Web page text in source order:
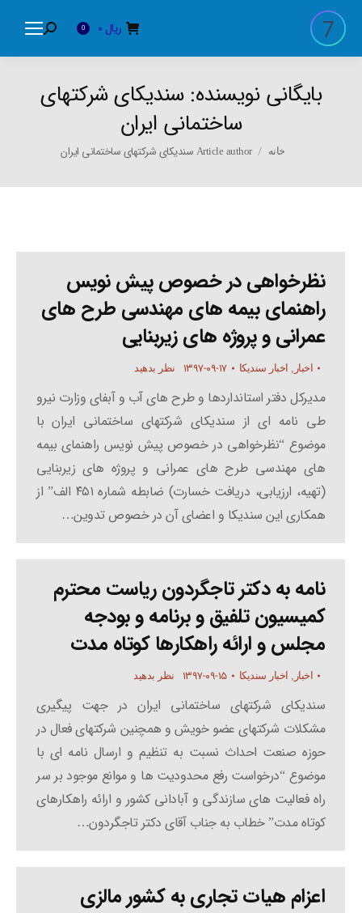
ریال 0
Search:
بایگانی نویسنده:سندیکای شرکتهای
ساختمانی ایران
You are here:
خانه Article author سندیکای شرکتهای ساختمانی ایران
نظرخواهی در خصوص پیش نویس
راهنمای بیمه های مهندسی طرح های
عمرانی و پروژه های زیربنایی
اخبار , اخبار سندیکا ۱۳۹۷-۰۹-۱۷ نظر بدهید
مدیرکل دفتر استانداردها و طرح های آب و آبفای وزارت نیرو
طی نامه ای از سندیکای شرکتهای ساختمانی ایران با
موضوع “نظرخواهی در خصوص پیش نویس راهنمای بیمه
های مهندسی طرح های عمرانی و پروژه های زیربنایی
(تهیه، ارزیابی، دریافت خسارت) ضابطه شماره ۴۵۱ الف” از
همکاری این سندیکا و اعضای آن در خصوص تدوین…
نامه به دکتر تاجگردون ریاست محترم
کمیسیون تلفیق و برنامه و بودجه
مجلس و ارائه راهکارها کوتاه مدت
اخبار , اخبار سندیکا ۱۳۹۷-۰۹-۱۵ نظر بدهید
سندیکای شرکتهای ساختمانی ایران در جهت پیگیری
مشکلات شرکتهای عضو خویش و همچنین شرکتهای فعال در
حوزه صنعت احداث نسبت به تنظیم و ارسال نامه ای با
موضوع “درخواست رفع محدودیت ها و موانع موجود بر سر
راه فعالیت های سازندگی و آبادانی کشور و ارائه راهکارهای
کوتاه مدت” خطاب به جناب آقای دکتر تاجگردون…
اعزام هیات تجاری به کشور مالزی